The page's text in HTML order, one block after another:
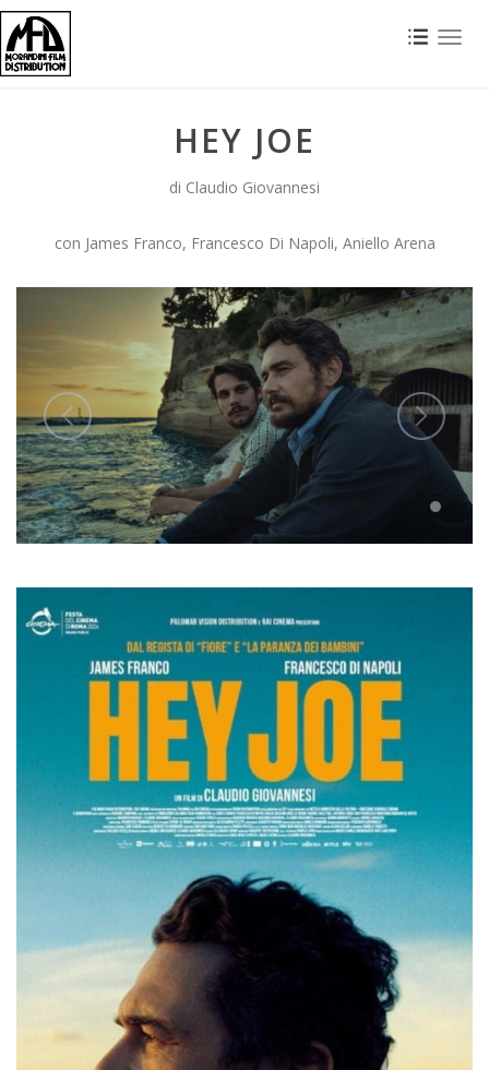
HEY JOE
di Claudio Giovannesi
con James Franco, Francesco Di Napoli, Aniello Arena